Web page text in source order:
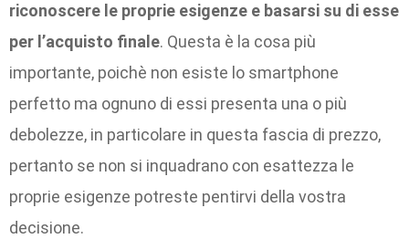
riconoscere le proprie esigenze e basarsi su di esse
per l’acquisto finale. Questa è la cosa più
importante, poichè non esiste lo smartphone
perfetto ma ognuno di essi presenta una o più
debolezze, in particolare in questa fascia di prezzo,
pertanto se non si inquadrano con esattezza le
proprie esigenze potreste pentirvi della vostra
decisione.